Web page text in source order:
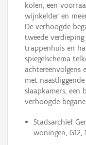
kolen, een
wijnkelder en
De verhoogde
tweede
trappenhuis en
spiegelschema
achtereenvolgens
met
slaapkamers, een
verhoogde
Stadsarchief
woningen, G12,